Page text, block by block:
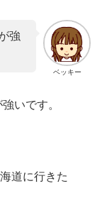
ベッキー
強
いです。
道に行きた